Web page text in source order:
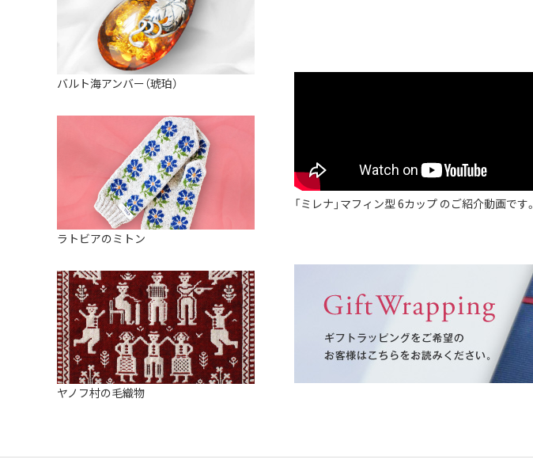
「ミレナ」マフィン型 6カップ のご紹介動画です。
マグネット
すべて見る
バルト海アンバー（琥珀）
ラトビアのミトン
ヤノフ村の毛織物